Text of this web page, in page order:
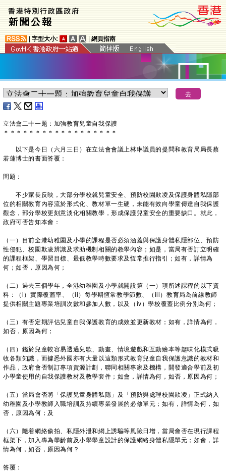
字型大小: 網頁指南
立法會二十一題：加強教育兒童自我保護
＊ ＊ ＊ ＊ ＊ ＊ ＊ ＊ ＊ ＊ ＊ ＊ ＊ ＊ ＊ ＊ ＊ ＊
以下是今日（六月三日）在立法會會議上林琳議員的提問和教育局局長蔡
若蓮博士的書面答覆：
問題：
不少家長反映，大部分學校就兒童安全、預防校園欺凌及保護身體私隱部
位的相關教育內容流於形式化、教材單一生硬，未能有效向學童傳達自我保護
觀念，部分學校更刻意淡化相關教學，形成保護兒童安全的重要缺口。就此，
政府可否告知本會：
（一）目前全港幼稚園及小學的課程是否必須涵蓋與保護身體私隱部位、預防
性侵犯、校園欺凌辨識及求助機制相關的教學內容；如是，當局有否訂立明確
的課程框架、學習目標、最低教學時數要求及恆常推行指引；如有，詳情為
何；如否，原因為何；
（二）過去三個學年，全港幼稚園及小學就開設第（一）項所述課程的以下資
料：（i）實際覆蓋率、（ii）每學期恆常教學節數、（iii）教育局為前線教師
提供相關主題專業培訓次數和參加人數，以及（iv）學校覆蓋比例分別為何；
（三）有否定期評估兒童自我保護教育的成效並更新教材；如有，詳情為何，
如否，原因為何；
（四）鑑於兒童較容易透過兒歌、動畫、情境遊戲和互動繪本等趣味化模式吸
收各類知識，而據悉外國亦有大量以這類形式教育兒童自我保護意識的教材和
作品，政府會否制訂專項資源計劃，聯同相關專家及機構，開發適合學前及初
小學童使用的自我保護教材及教學套件；如會，詳情為何，如否，原因為何；
（五）當局會否將「保護兒童身體私隱」及「預防與處理校園欺凌」正式納入
幼稚園及小學教師入職培訓及持續專業發展的必修單元；如有，詳情為何，如
否，原因為何；及
（六）隨着網絡偷拍、私隱外泄和網上誘騙等風險日增，當局會否在現行課程
框架下，加入專為學齡前及小學學童設計的保護網絡身體私隱單元；如會，詳
情為何，如否，原因為何？
答覆：